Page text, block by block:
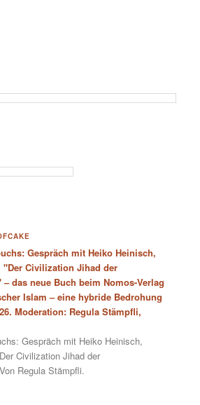
Gespräch mit Heiko Heinisch,
Civilization Jihad der
das neue Buch beim Nomos-Verlag
Islam – eine hybride Bedrohung
Moderation: Regula Stämpfli,
Gespräch mit Heiko Heinisch,
Civilization Jihad der
Regula Stämpfli.